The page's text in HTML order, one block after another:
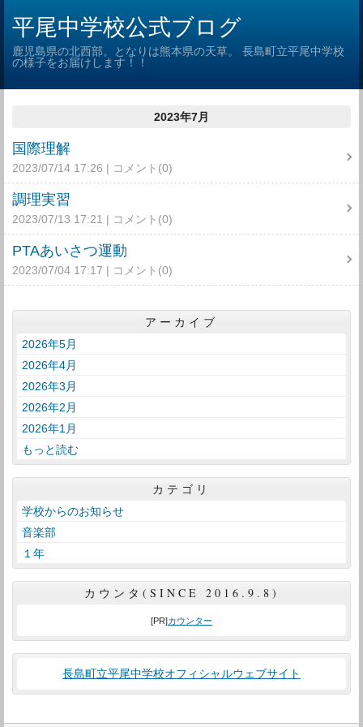
平尾中学校公式ブログ
鹿児島県の北西部。となりは熊本県の天草。 長島町立平尾中学校
の様子をお届けします！！
2023年7月
国際理解
2023/07/14 17:26 コメント(0)
調理実習
2023/07/13 17:21 コメント(0)
PTAあいさつ運動
2023/07/04 17:17 コメント(0)
アーカイブ
2026年5月
2026年4月
2026年3月
2026年2月
2026年1月
もっと読む
カテゴリ
学校からのお知らせ
音楽部
１年
カウンタ(SINCE 2016.9.8)
[PR]カウンター
長島町立平尾中学校オフィシャルウェブサイト